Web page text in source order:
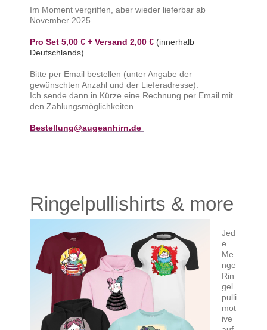
Im Moment vergriffen, aber wieder lieferbar ab
November 2025
Pro Set 5,00 € + Versand 2,00 € (innerhalb
Deutschlands)
Bitte per Email bestellen (unter Angabe der
gewünschten Anzahl und der Lieferadresse).
Ich sende dann in Kürze eine Rechnung per Email mit
den Zahlungsmöglichkeiten.
Bestellung@augeanhirn.de
Ringelpullishirts & more
Jed
e
Me
nge
Rin
gel
pulli
mot
ive